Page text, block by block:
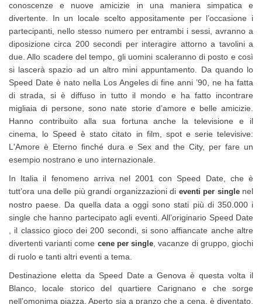
conoscenze e nuove amicizie in una maniera simpatica e
divertente. In un locale scelto appositamente per l’occasione i
partecipanti, nello stesso numero per entrambi i sessi, avranno a
diposizione circa 200 secondi per interagire attorno a tavolini a
due. Allo scadere del tempo, gli uomini scaleranno di posto e così
si lascerà spazio ad un altro mini appuntamento. Da quando lo
Speed Date è nato nella Los Angeles di fine anni ’90, ne ha fatta
di strada, si è diffuso in tutto il mondo e ha fatto incontrare
migliaia di persone, sono nate storie d’amore e belle amicizie.
Hanno contribuito alla sua fortuna anche la televisione e il
cinema, lo Speed è stato citato in film, spot e serie televisive:
L'Amore è Eterno finché dura e Sex and the City, per fare un
esempio nostrano e uno internazionale.
In Italia il fenomeno arriva nel 2001 con Speed Date, che è
tutt’ora una delle più grandi organizzazioni di eventi per singlenel
nostro paese. Da quella data a oggi sono stati più di 350.000 i
single che hanno partecipato agli eventi. All’originario Speed Date
, il classico gioco dei 200 secondi, si sono affiancate anche altre
divertenti varianti come cene per single , vacanze di gruppo, giochi
di ruolo e tanti altri eventi a tema.
Destinazione eletta da Speed Date a Genova è questa volta il
Blanco, locale storico del quartiere Carignano e che sorge
nell’omonima piazza. Aperto sia a pranzo che a cena, è diventato,